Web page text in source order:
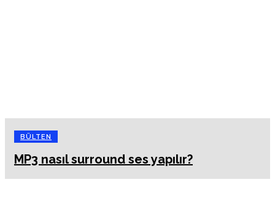
BÜLTEN
MP3 nasıl surround ses yapılır?